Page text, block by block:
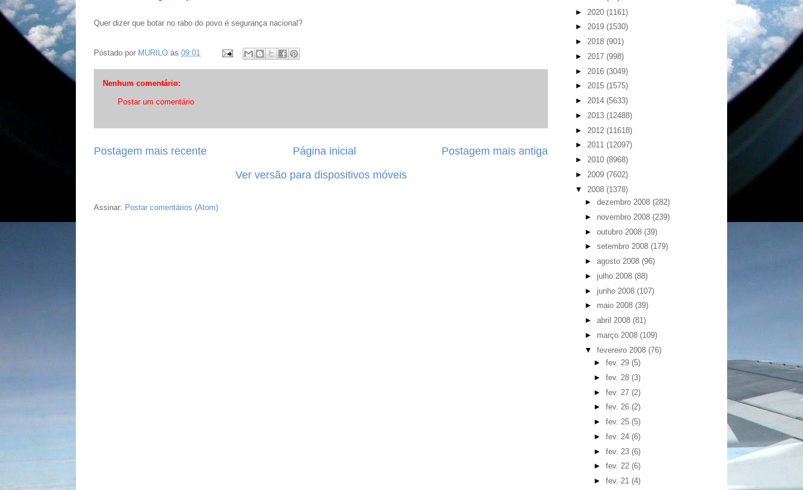
Quer dizer que botar no rabo do povo é segurança nacional?
Postado por MURILO às 09:01
Nenhum comentário:
Postar um comentário
Postagem mais recente Postagem mais antiga
Página inicial
Ver versão para dispositivos móveis
Assinar: Postar comentários (Atom)
► 2020 (1161)
► 2019 (1530)
► 2018 (901)
► 2017 (998)
► 2016 (3049)
► 2015 (1575)
► 2014 (5633)
► 2013 (12488)
► 2012 (11618)
► 2011 (12097)
► 2010 (8968)
► 2009 (7602)
▼ 2008 (1378)
► dezembro 2008 (282)
► novembro 2008 (239)
► outubro 2008 (39)
► setembro 2008 (179)
► agosto 2008 (96)
► julho 2008 (88)
► junho 2008 (107)
► maio 2008 (39)
► abril 2008 (81)
► março 2008 (109)
▼ fevereiro 2008 (76)
►fev. 29(5)
►fev. 28(3)
►fev. 27(2)
►fev. 26(2)
►fev. 25(5)
►fev. 24(6)
►fev. 23(6)
►fev. 22(6)
►fev. 21(4)